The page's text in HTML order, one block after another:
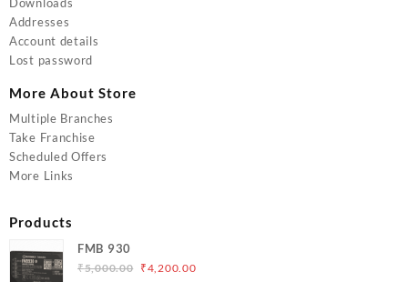
Addresses
Account details
Lost password
More About Store
Multiple Branches
Take Franchise
Scheduled Offers
More Links
Products
FMB 930
₹5,000.00 Original
₹4,200.00Current